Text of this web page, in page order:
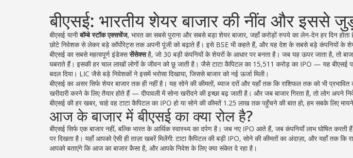
बीएसई: भारतीय शेयर बाजार की नींव और इससे
बीएसई यानीबॉम्बे स्टॉक एक्सचेंज, भारत का सबसे पुराना और सबसे बड़ा शेयर बाजार, जहाँ करोड़ों रुपये का लेन-देन हर दिन होता
छोटे निवेशक से लेकर बड़े कॉर्पोरेट्स तक अपनी पूंजी को बढ़ाते हैं। इसे BSE भी कहते हैं, और यह देश के सबसे बड़े कंपनियों के
बीएसई का सबसे महत्वपूर्ण इंडेक्ससेंसेक्सहै, जो 30 बड़ी कंपनियों के शेयरों के आधार पर बनता है। जब यह ऊपर जाता है, तो
घबराते हैं। इसकी हर चाल लाखों लोगों के जीवन को छू जाती है। जैसे टाटा कैपिटल का 15,511 करोड़ का IPO — यह बीएसई
बदल दिया। LIC जैसे बड़े निवेशकों ने इसमें भरोसा दिखाया, जिससे बाजार को नई ऊर्जा मिली।
बीएसई का असर सिर्फ शेयर बाजार तक ही नहीं है। यह सोने की कीमतों, ब्याज दरों और यहाँ तक कि राशिफल तक को भी
खरीदारी करने के लिए तैयार होते हैं — दीपावली में सोना खरीदने की इच्छा बढ़ जाती है। और जब बाजार गिरता है, तो लोग अपने
बीएसई की हर खबर, चाहे वह टाटा कैपिटल का IPO हो या सोने की कीमतें 1.25 लाख तक पहुँचने की बात हो, हम सबके लिए
आज के बाजार में बीएसई का क्या रोल है?
बीएसई सिर्फ एक बाजार नहीं, बल्कि भारत के आर्थिक स्वास्थ्य का दर्पण है। जब नए IPO आते हैं, जब कंपनियाँ लाभ घोषित
पर दिखता है। यहाँ आपको ऐसी ही ताज़ा खबरें मिलेंगी: टाटा कैपिटल की बड़ी IPO, सोने की कीमतों का अंदाज़ा, और यहाँ तक
आपको बताएंगे कि आज का बाजार कैसा है, और आपके निवेश के लिए क्या संकेत दे रहा है।